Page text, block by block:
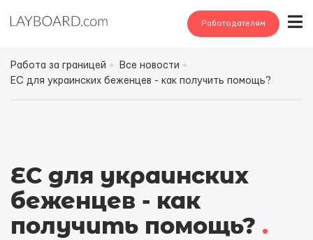
Работодателям
Работа за границей
Все новости
ЕС для украинских беженцев - как получить помощь?
ЕС для украинских
беженцев - как
получить помощь? .